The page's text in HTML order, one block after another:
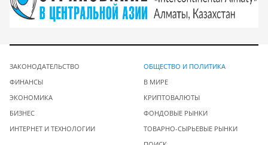
ЗАКОНОДАТЕЛЬСТВО
ФИНАНСЫ
ЭКОНОМИКА
БИЗНЕС
ИНТЕРНЕТ И ТЕХНОЛОГИИ
ОБЩЕСТВО И ПОЛИТИКА
В МИРЕ
КРИПТОВАЛЮТЫ
ФОНДОВЫЕ РЫНКИ
ТОВАРНО-СЫРЬЕВЫЕ РЫНКИ